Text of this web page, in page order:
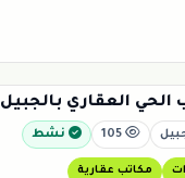
الحي العقاري بالجبيل
نشط
مكاتب عقارية